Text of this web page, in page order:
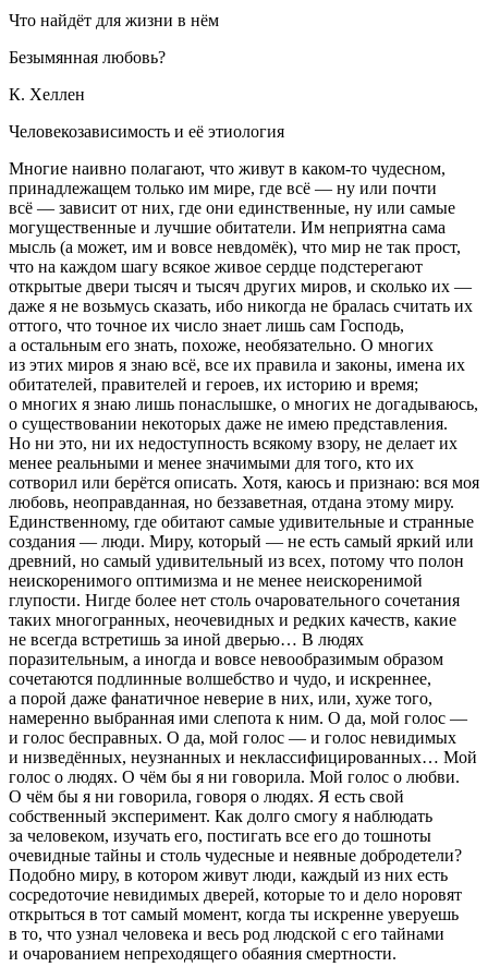
Что найдёт для жизни в нём
Безымянная любовь?
К. Хеллен
Человекозависимость и её этиология
Многие наивно полагают, что живут в каком-то чудесном,
принадлежащем только им мире, где всё — ну или почти
всё — зависит от них, где они единственные, ну или самые
могущественные и лучшие обитатели. Им неприятна сама
мысль (а может, им и вовсе невдомёк), что мир не так прост,
что на каждом шагу всякое живое сердце подстерегают
открытые двери тысяч и тысяч других миров, и сколько их —
даже я не возьмусь сказать, ибо никогда не бралась считать их
оттого, что точное их число знает лишь сам Господь,
а остальным его знать, похоже, необязательно. О многих
из этих миров я знаю всё, все их правила и законы, имена их
обитателей, правителей и героев, их историю и время;
о многих я знаю лишь понаслышке, о многих не догадываюсь,
о существовании некоторых даже не имею представления.
Но ни это, ни их недоступность всякому взору, не делает их
менее реальными и менее значимыми для того, кто их
сотворил или берётся описать. Хотя, каюсь и признаю: вся моя
любовь, неоправданная, но беззаветная, отдана этому миру.
Единственному, где обитают самые удивительные и странные
создания — люди. Миру, который — не есть самый яркий или
древний, но самый удивительный из всех, потому что полон
неискоренимого оптимизма и не менее неискоренимой
глупости. Нигде более нет столь очаровательного сочетания
таких многогранных, неочевидных и редких качеств, какие
не всегда встретишь за иной дверью… В людях
поразительным, а иногда и вовсе невообразимым образом
сочетаются подлинные волшебство и чудо, и искреннее,
а порой даже фанатичное неверие в них, или, хуже того,
намеренно выбранная ими слепота к ним. О да, мой голос —
и голос бесправных. О да, мой голос — и голос невидимых
и низведённых, неузнанных и неклассифицированных… Мой
голос о людях. О чём бы я ни говорила. Мой голос о любви.
О чём бы я ни говорила, говоря о людях. Я есть свой
собственный эксперимент. Как долго смогу я наблюдать
за человеком, изучать его, постигать все его до тошноты
очевидные тайны и столь чудесные и неявные добродетели?
Подобно миру, в котором живут люди, каждый из них есть
сосредоточие невидимых дверей, которые то и дело норовят
открыться в тот самый момент, когда ты искренне уверуешь
в то, что узнал человека и весь род людской с его тайнами
и очарованием непреходящего обаяния смертности.